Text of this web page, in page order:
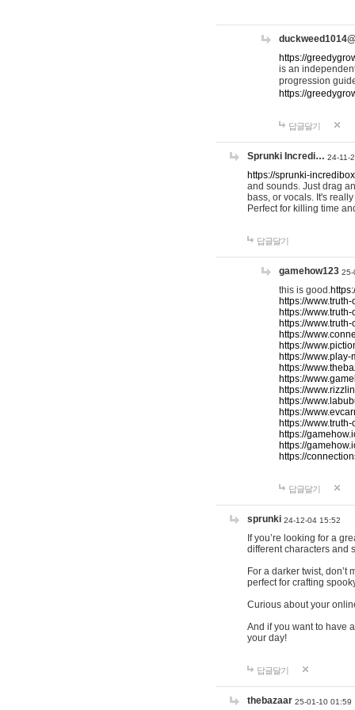
https://
is an
progression
https://
답글달기
Sprunki Incredi… 24-11-
https://sprunki-
and sounds. Just drag
bass, or vocals. It's
Perfect for killing time
답글달기
gamehow123 25-
this is good.
https://
https://
https://
https://
https://
https://
https://
https://
https://
https://
https://
https://
https://
https://
https://
답글달기
sprunki 24-12-04 15:52
If you’re looking for a
different characters and
For a darker twist, don’t
perfect for crafting
Curious about your
And if you want to have
your day!
답글달기
thebazaar 25-01-10 01:59